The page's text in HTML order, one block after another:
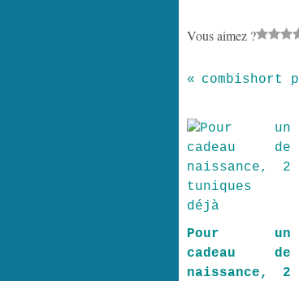
Vous aimez ?
Pour un
cadeau de
naissance, 2